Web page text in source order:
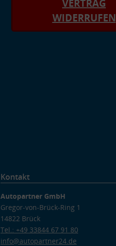
VERTRAG
WIDERRUFEN
Kontakt
Autopartner GmbH
Gregor-von-Brück-Ring 1
14822 Brück
Tel.: +49 33844 67 91 80
info@autopartner24.de